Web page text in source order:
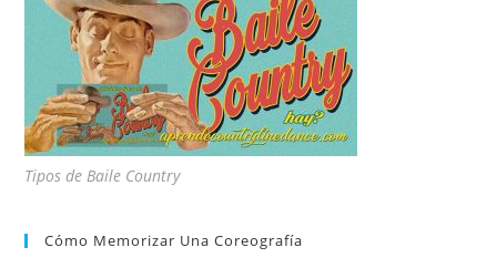
Tipos de Baile Country
Cómo Memorizar Una Coreografía